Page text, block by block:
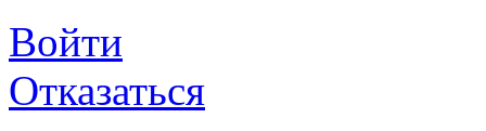
Войти
Отказаться